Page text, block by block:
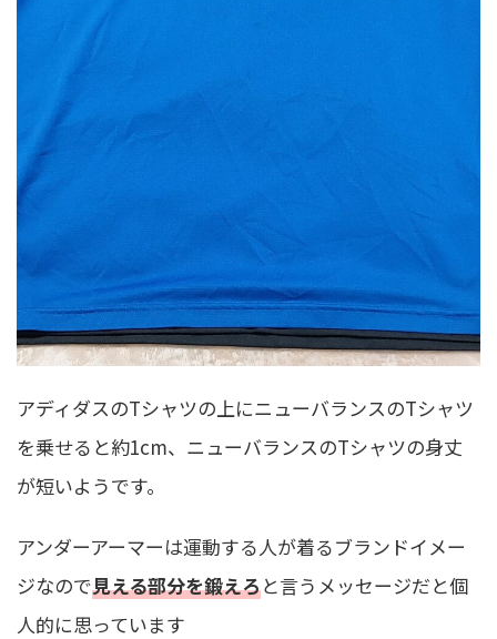
アディダスのTシャツの上にニューバランスのTシャツ
を乗せると約1cm、ニューバランスのTシャツの身丈
が短いようです。
アンダーアーマーは運動する人が着るブランドイメー
ジなので見える部分を鍛えろと言うメッセージだと個
人的に思っています